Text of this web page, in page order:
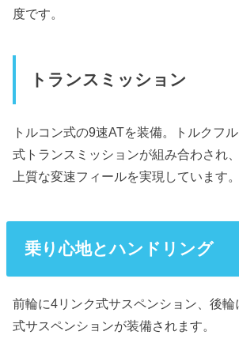
度です。
トランスミッション
トルコン式の9速ATを装備。トルクフ
式トランスミッションが組み合わされ
上質な変速フィールを実現しています。
乗り心地とハンドリング
前輪に4リンク式サスペンション、後輪
式サスペンションが装備されます。